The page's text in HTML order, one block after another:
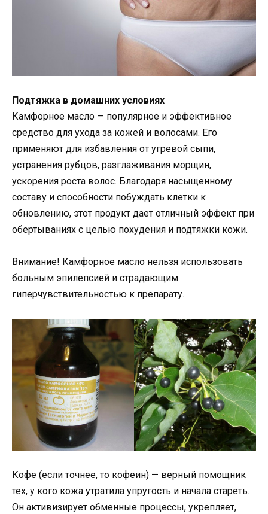
Подтяжка в домашних условиях
Камфорное масло — популярное и эффективное
средство для ухода за кожей и волосами. Его
применяют для избавления от угревой сыпи,
устранения рубцов, разглаживания морщин,
ускорения роста волос. Благодаря насыщенному
составу и способности побуждать клетки к
обновлению, этот продукт дает отличный эффект при
обертываниях с целью похудения и подтяжки кожи.
Внимание! Камфорное масло нельзя использовать
больным эпилепсией и страдающим
гиперчувствительностью к препарату.
Кофе (если точнее, то кофеин) — верный помощник
тех, у кого кожа утратила упругость и начала стареть.
Он активизирует обменные процессы, укрепляет,